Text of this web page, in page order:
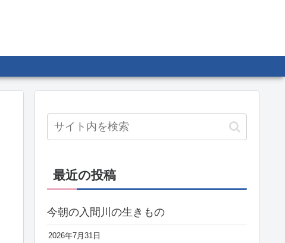
最近の投稿
今朝の入間川の生きもの
2026年7月31日